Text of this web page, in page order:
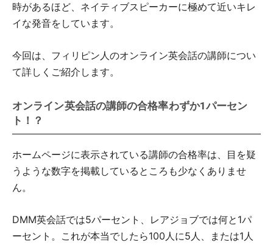
時があるほど、ネイティブスピーカーに極めて近いキレ
イな発音をしています。
今回は、フィリピン人のオンライン英会話の講師につい
て詳しくご紹介します。
オンライン英会話の講師の合格率わずか1パーセン
ト！？
ホームページに表示されている講師の合格率は、目を疑
うような数字を掲載しているところも少なくありませ
ん。
DMM英会話では5パーセント、レアジョブでは何と1パ
ーセント。これが本当でしたら100人に5人、または1人